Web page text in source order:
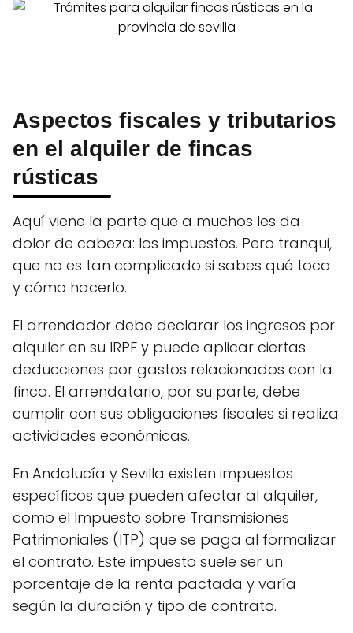
Aspectos fiscales y tributarios
en el alquiler de fincas
rústicas
Aquí viene la parte que a muchos les da
dolor de cabeza: los impuestos. Pero tranqui,
que no es tan complicado si sabes qué toca
y cómo hacerlo.
El arrendador debe declarar los ingresos por
alquiler en su IRPF y puede aplicar ciertas
deducciones por gastos relacionados con la
finca. El arrendatario, por su parte, debe
cumplir con sus obligaciones fiscales si realiza
actividades económicas.
En Andalucía y Sevilla existen impuestos
específicos que pueden afectar al alquiler,
como el Impuesto sobre Transmisiones
Patrimoniales (ITP) que se paga al formalizar
el contrato. Este impuesto suele ser un
porcentaje de la renta pactada y varía
según la duración y tipo de contrato.